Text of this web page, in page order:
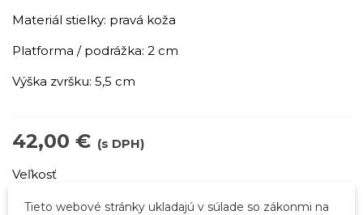
Materiál stielky: pravá koža
Platforma / podrážka: 2 cm
Výška zvršku: 5,5 cm
42,00 € (s DPH)
Veľkosť
Tieto webové stránky ukladajú v súlade so zákonmi na